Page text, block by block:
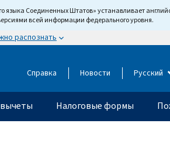
языка Соединенных Штатов» устанавливает
всей информации федерального уровня.
распознать
Справка Новости Русский
Налоговые формы